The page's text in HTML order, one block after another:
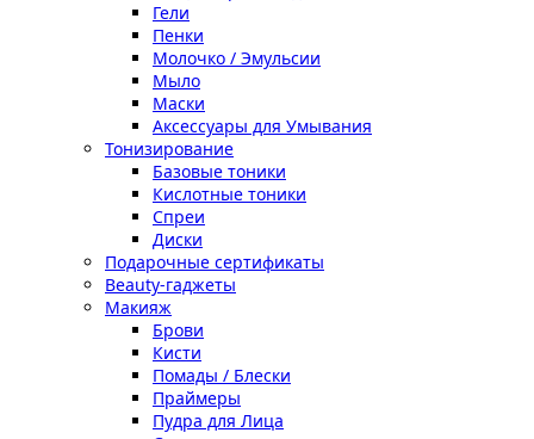
Гели
Пенки
Молочко / Эмульсии
Мыло
Маски
Аксессуары для Умывания
Тонизирование
Базовые тоники
Кислотные тоники
Спреи
Диски
Подарочные сертификаты
Beauty-гаджеты
Макияж
Брови
Кисти
Помады / Блески
Праймеры
Пудра для Лица